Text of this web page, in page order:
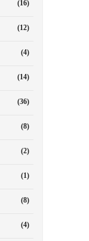
(16)
(12)
(4)
(14)
(36)
(8)
(2)
(1)
(8)
(4)